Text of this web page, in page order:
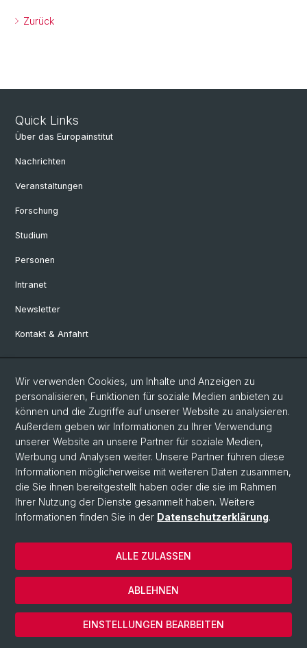
Zurück
Quick Links
Über das Europainstitut
Nachrichten
Veranstaltungen
Forschung
Studium
Personen
Intranet
Newsletter
Kontakt & Anfahrt
Social Media
Facebook
LinkedIn
Instagram
© Universität Basel
Datenschutzerklärung
Wir verwenden Cookies, um Inhalte und Anzeigen zu
personalisieren, Funktionen für soziale Medien anbieten zu
können und die Zugriffe auf unserer Website zu analysieren.
Außerdem geben wir Informationen zu Ihrer Verwendung
unserer Website an unsere Partner für soziale Medien,
Werbung und Analysen weiter. Unsere Partner führen diese
Informationen möglicherweise mit weiteren Daten zusammen,
die Sie ihnen bereitgestellt haben oder die sie im Rahmen
Ihrer Nutzung der Dienste gesammelt haben. Weitere
Informationen finden Sie in der Datenschutzerklärung.
EINSTELLUNGEN BEARBEITEN
ABLEHNEN
ALLE ZULASSEN